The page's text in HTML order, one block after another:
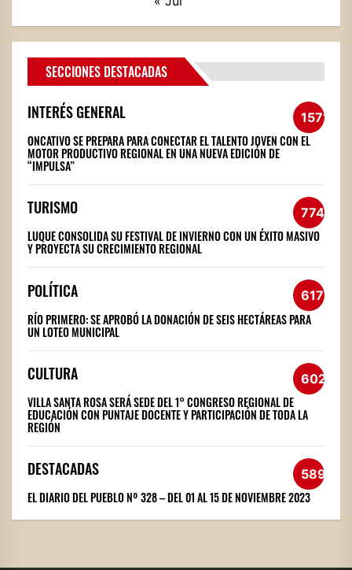
SECCIONES DESTACADAS
INTERÉS GENERAL 1571
ONCATIVO SE PREPARA PARA CONECTAR EL TALENTO JOVEN CON EL
MOTOR PRODUCTIVO REGIONAL EN UNA NUEVA EDICIÓN DE
“IMPULSA”
TURISMO 774
LUQUE CONSOLIDA SU FESTIVAL DE INVIERNO CON UN ÉXITO MASIVO
Y PROYECTA SU CRECIMIENTO REGIONAL
POLÍTICA 617
RÍO PRIMERO: SE APROBÓ LA DONACIÓN DE SEIS HECTÁREAS PARA
UN LOTEO MUNICIPAL
CULTURA 602
VILLA SANTA ROSA SERÁ SEDE DEL 1° CONGRESO REGIONAL DE
EDUCACIÓN CON PUNTAJE DOCENTE Y PARTICIPACIÓN DE TODA LA
REGIÓN
DESTACADAS 589
EL DIARIO DEL PUEBLO Nº 328 – DEL 01 AL 15 DE NOVIEMBRE 2023